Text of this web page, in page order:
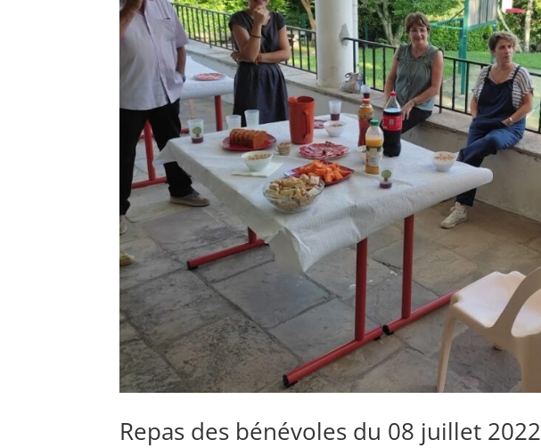
Repas des bénévoles du 08 juillet 2022